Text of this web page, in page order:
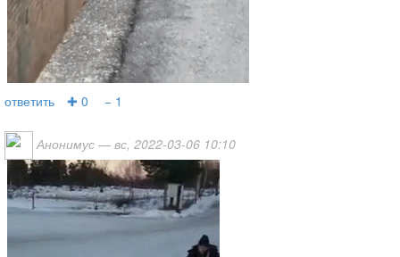
ответить ✚ 0 − 1
Анонимус — вс, 2022-03-06 10:10